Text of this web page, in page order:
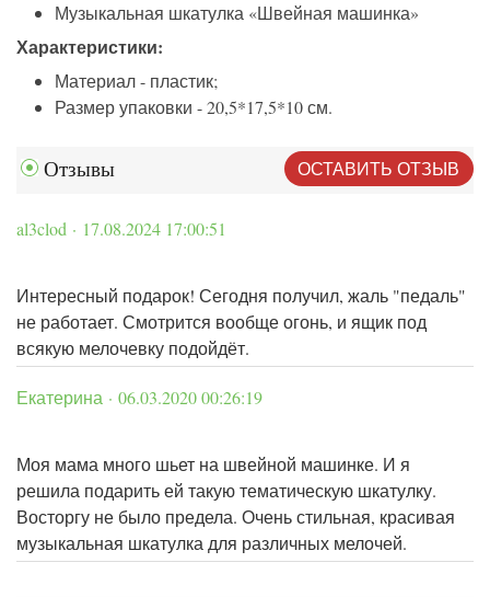
Музыкальная шкатулка «Швейная машинка»
Характеристики:
Материал - пластик;
Размер упаковки - 20,5*17,5*10 см.
Отзывы ОСТАВИТЬ ОТЗЫВ
al3clod · 17.08.2024 17:00:51
Интересный подарок! Сегодня получил, жаль "педаль"
не работает. Смотрится вообще огонь, и ящик под
всякую мелочевку подойдёт.
Екатерина · 06.03.2020 00:26:19
Моя мама много шьет на швейной машинке. И я
решила подарить ей такую тематическую шкатулку.
Восторгу не было предела. Очень стильная, красивая
музыкальная шкатулка для различных мелочей.